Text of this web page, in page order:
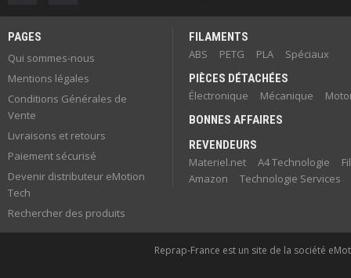
PAGES
Qui sommes-nous
Mentions légales
Conditions Générales de
Vente
Livraisons et retours
Paiement sécurisé
Devenir distributeur eMotion
Tech
Rechercher des produits
FILAMENTS
ABS
PETG PLA
Spéciaux
PIÈCES DÉTACHÉES
Électronique
Mécanique
BONNES AFFAIRES
REVENDEURS
Materiel.net
A4 Technologie
Amazon
Technologie Services
Reprap-France est un site de la société